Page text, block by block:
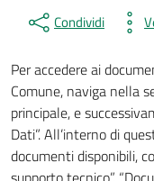
Condividi
Per accedere ai
Comune, naviga nella
principale, e
Dati”. All’interno di
documenti disponibili,